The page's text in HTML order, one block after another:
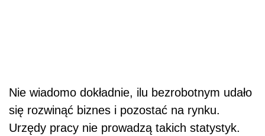
Nie wiadomo dokładnie, ilu bezrobotnym udało
się rozwinąć biznes i pozostać na rynku.
Urzędy pracy nie prowadzą takich statystyk.